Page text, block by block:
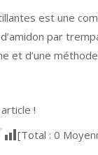
est une
d’amidon par
et d’une
!
[Total :0